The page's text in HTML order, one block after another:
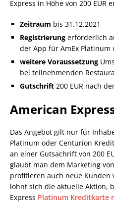
Express in Höhe von 200 EUR
Zeitraum bis 31.12.2021
Registrierung erforderlich
der App für AmEx
weitere Voraussetzung
bei teilnehmenden
Gutschrift 200 EUR nach
American
Das Angebot gilt nur für
Platinum oder Centurion
an einer Gutsachrift von 200
glaubt man dem Marketing
profitieren auch neue Kunden
lohnt sich die aktuelle Aktion,
Express Platinum Kreditkarte